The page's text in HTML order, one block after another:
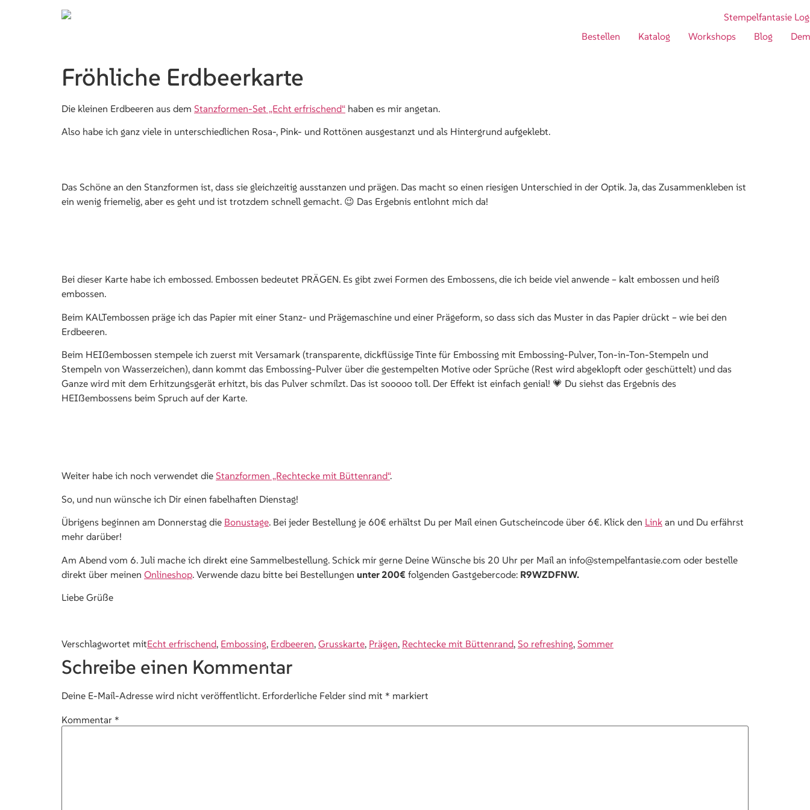
Bestellen Katalog Workshops Blog
Fröhliche Erdbeerkarte
Die kleinen Erdbeeren aus dem Stanzformen-Set „Echt erfrischend“ haben es mir angetan.
Also habe ich ganz viele in unterschiedlichen Rosa-, Pink- und Rottönen ausgestanzt und als Hintergrund aufgeklebt.
Das Schöne an den Stanzformen ist, dass sie gleichzeitig ausstanzen und prägen. Das macht so einen riesigen Unterschied in der Optik. Ja, das Zusammenkleben ist
ein wenig friemelig, aber es geht und ist trotzdem schnell gemacht. 😉 Das Ergebnis entlohnt mich da!
Bei dieser Karte habe ich embossed. Embossen bedeutet PRÄGEN. Es gibt zwei Formen des Embossens, die ich beide viel anwende – kalt embossen und heiß
embossen.
Beim KALTembossen präge ich das Papier mit einer Stanz- und Prägemaschine und einer Prägeform, so dass sich das Muster in das Papier drückt – wie bei den
Erdbeeren.
Beim HEIßembossen stempele ich zuerst mit Versamark (transparente, dickflüssige Tinte für Embossing mit Embossing-Pulver, Ton-in-Ton-Stempeln und
Stempeln von Wasserzeichen), dann kommt das Embossing-Pulver über die gestempelten Motive oder Sprüche (Rest wird abgeklopft oder geschüttelt) und das
Ganze wird mit dem Erhitzungsgerät erhitzt, bis das Pulver schmilzt. Das ist sooooo toll. Der Effekt ist einfach genial! 💗 Du siehst das Ergebnis des
HEIßembossens beim Spruch auf der Karte.
Weiter habe ich noch verwendet die Stanzformen „Rechtecke mit Büttenrand“.
So, und nun wünsche ich Dir einen fabelhaften Dienstag!
Übrigens beginnen am Donnerstag die Bonustage. Bei jeder Bestellung je 60€ erhältst Du per Mail einen Gutscheincode über 6€. Klick den Link an und Du erfährst
mehr darüber!
Am Abend vom 6. Juli mache ich direkt eine Sammelbestellung. Schick mir gerne Deine Wünsche bis 20 Uhr per Mail an info@stempelfantasie.com oder bestelle
direkt über meinen Onlineshop. Verwende dazu bitte bei Bestellungen unter 200€ folgenden Gastgebercode: R9WZDFNW.
Liebe Grüße
Verschlagwortet mitEcht erfrischend, Embossing, Erdbeeren, Grusskarte, Prägen, Rechtecke mit Büttenrand, So refreshing, Sommer
Schreibe einen Kommentar
Deine E-Mail-Adresse wird nicht veröffentlicht. Erforderliche Felder sind mit * markiert
Kommentar *